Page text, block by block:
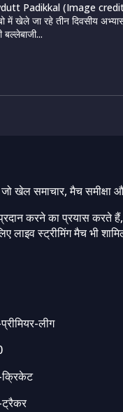
Padikkal (Image credit
में खेले जा रहे तीन दिवसीय
बल्लेबाजी...
खेल समाचार, मैच समीक्षा
प्रदान करने का प्रयास
स्ट्रीमिंग मैच भी
लीग